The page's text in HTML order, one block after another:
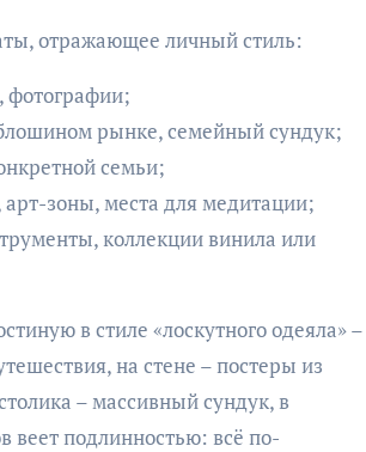
отражающее личный стиль:
фотографии;
рынке, семейный сундук;
семьи;
зоны, места для медитации;
коллекции винила или
в стиле «лоскутного одеяла» –
на стене – постеры из
– массивный сундук, в
веет подлинностью: всё по-